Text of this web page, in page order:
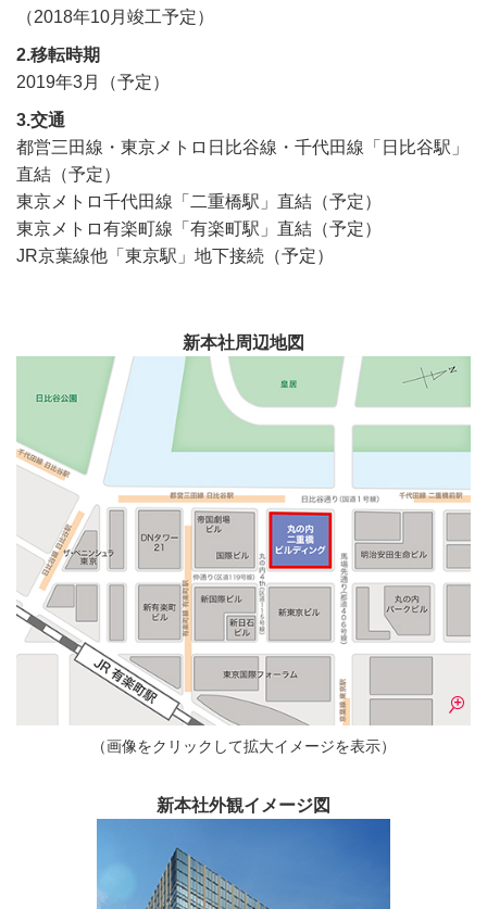
（2018年10月竣工予定）
2.移転時期
2019年3月（予定）
3.交通
都営三田線・東京メトロ日比谷線・千代田線「日比谷駅」
直結（予定）
東京メトロ千代田線「二重橋駅」直結（予定）
東京メトロ有楽町線「有楽町駅」直結（予定）
JR京葉線他「東京駅」地下接続（予定）
新本社周辺地図
（画像をクリックして拡大イメージを表示）
新本社外観イメージ図